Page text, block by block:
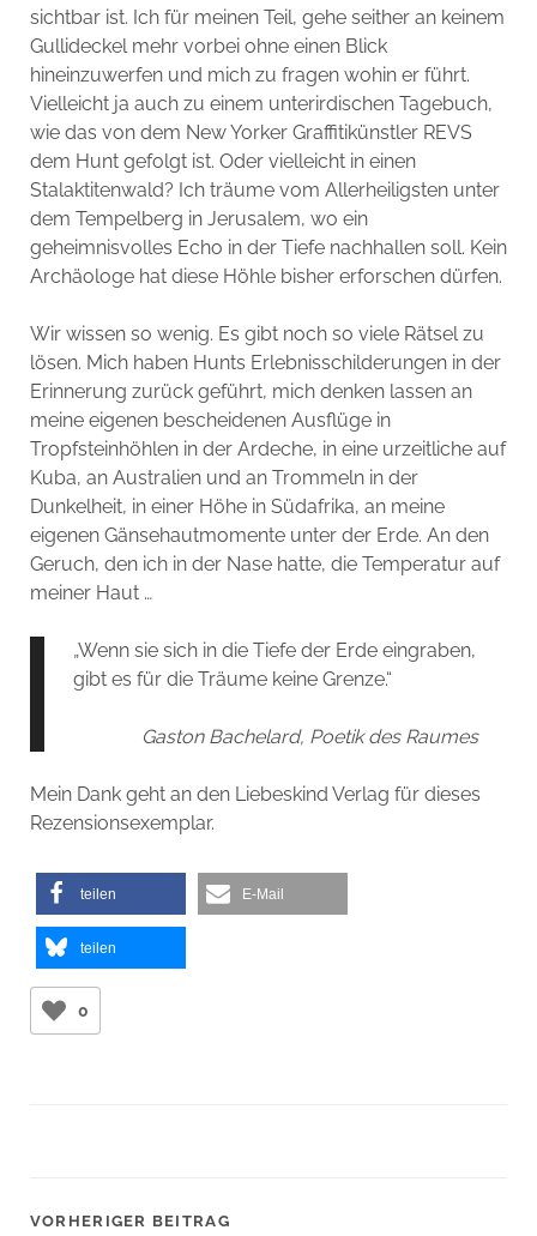
sichtbar ist. Ich für meinen Teil, gehe seither an keinem
Gullideckel mehr vorbei ohne einen Blick
hineinzuwerfen und mich zu fragen wohin er führt.
Vielleicht ja auch zu einem unterirdischen Tagebuch,
wie das von dem New Yorker Graffitikünstler REVS
dem Hunt gefolgt ist. Oder vielleicht in einen
Stalaktitenwald? Ich träume vom Allerheiligsten unter
dem Tempelberg in Jerusalem, wo ein
geheimnisvolles Echo in der Tiefe nachhallen soll. Kein
Archäologe hat diese Höhle bisher erforschen dürfen.
Wir wissen so wenig. Es gibt noch so viele Rätsel zu
lösen. Mich haben Hunts Erlebnisschilderungen in der
Erinnerung zurück geführt, mich denken lassen an
meine eigenen bescheidenen Ausflüge in
Tropfsteinhöhlen in der Ardeche, in eine urzeitliche auf
Kuba, an Australien und an Trommeln in der
Dunkelheit, in einer Höhe in Südafrika, an meine
eigenen Gänsehautmomente unter der Erde. An den
Geruch, den ich in der Nase hatte, die Temperatur auf
meiner Haut …
„Wenn sie sich in die Tiefe der Erde eingraben,
gibt es für die Träume keine Grenze.“
Gaston Bachelard, Poetik des Raumes
Mein Dank geht an den Liebeskind Verlag für dieses
Rezensionsexemplar.
teilen E-Mail
teilen
0
VORHERIGER BEITRAG